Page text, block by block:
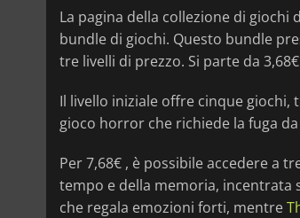
La pagina della collezione di
bundle di giochi. Questo bundle
tre livelli di prezzo. Si parte da
Il livello iniziale offre cinque
gioco horror che richiede la fuga
Per 7,68€ , è possibile accedere a
tempo e della memoria, incentrata
che regala emozioni forti, mentre